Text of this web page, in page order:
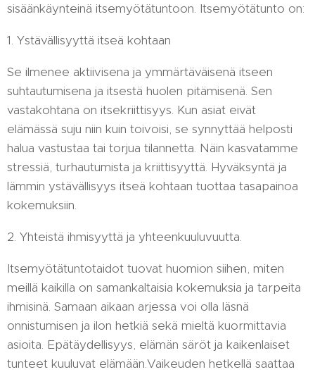
sisäänkäynteinä itsemyötätuntoon. Itsemyötätunto on:
1. Ystävällisyyttä itseä kohtaan
Se ilmenee aktiivisena ja ymmärtäväisenä itseen
suhtautumisena ja itsestä huolen pitämisenä. Sen
vastakohtana on itsekriittisyys. Kun asiat eivät
elämässä suju niin kuin toivoisi, se synnyttää helposti
halua vastustaa tai torjua tilannetta. Näin kasvatamme
stressiä, turhautumista ja kriittisyyttä. Hyväksyntä ja
lämmin ystävällisyys itseä kohtaan tuottaa tasapainoa
kokemuksiin.
2. Yhteistä ihmisyyttä ja yhteenkuuluvuutta.
Itsemyötätuntotaidot tuovat huomion siihen, miten
meillä kaikilla on samankaltaisia kokemuksia ja tarpeita
ihmisinä. Samaan aikaan arjessa voi olla läsnä
onnistumisen ja ilon hetkiä sekä mieltä kuormittavia
asioita. Epätäydellisyys, elämän säröt ja kaikenlaiset
tunteet kuuluvat elämään.Vaikeuden hetkellä saattaa